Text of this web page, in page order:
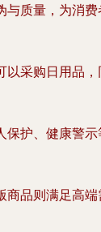
质量，为消
采购日用品
保护、健康警
品则满足高